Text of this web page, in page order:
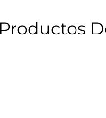
Productos